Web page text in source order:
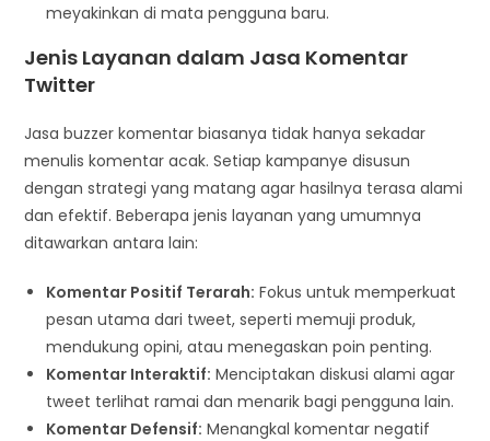
meyakinkan di mata pengguna baru.
Jenis Layanan dalam Jasa Komentar
Twitter
Jasa buzzer komentar biasanya tidak hanya sekadar
menulis komentar acak. Setiap kampanye disusun
dengan strategi yang matang agar hasilnya terasa alami
dan efektif. Beberapa jenis layanan yang umumnya
ditawarkan antara lain:
Komentar Positif Terarah: Fokus untuk memperkuat
pesan utama dari tweet, seperti memuji produk,
mendukung opini, atau menegaskan poin penting.
Komentar Interaktif: Menciptakan diskusi alami agar
tweet terlihat ramai dan menarik bagi pengguna lain.
Komentar Defensif: Menangkal komentar negatif